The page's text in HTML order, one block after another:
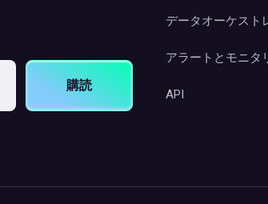
購読
データオーケスト
アラートとモニタ
API